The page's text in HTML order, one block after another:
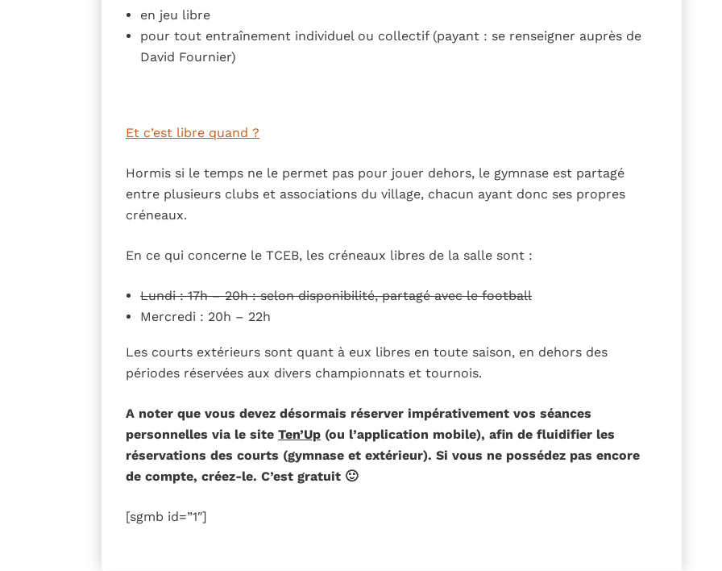
en jeu libre
pour tout entraînement individuel ou collectif (payant : se renseigner auprès de
David Fournier)
Et c’est libre quand ?
Hormis si le temps ne le permet pas pour jouer dehors, le gymnase est partagé
entre plusieurs clubs et associations du village, chacun ayant donc ses propres
créneaux.
En ce qui concerne le TCEB, les créneaux libres de la salle sont :
Lundi : 17h – 20h : selon disponibilité, partagé avec le football
Mercredi : 20h – 22h
Les courts extérieurs sont quant à eux libres en toute saison, en dehors des
périodes réservées aux divers championnats et tournois.
A noter que vous devez désormais réserver impérativement vos séances
personnelles via le site Ten’Up (ou l’application mobile), afin de fluidifier les
réservations des courts (gymnase et extérieur). Si vous ne possédez pas encore
de compte, créez-le. C’est gratuit 🙂
[sgmb id=”1″]